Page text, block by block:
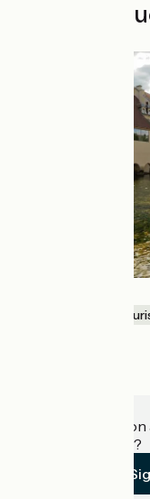
Autres
Musées et sites
Une
établissement ?